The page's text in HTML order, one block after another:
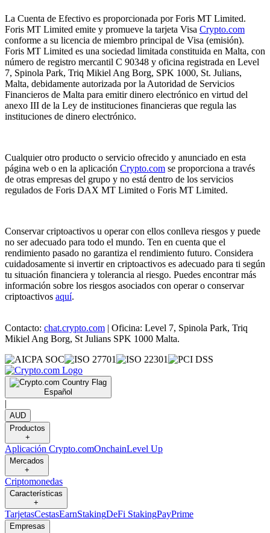
La Cuenta de Efectivo es proporcionada por Foris MT Limited.
Foris MT Limited emite y promueve la tarjeta Visa Crypto.com
conforme a su licencia de miembro principal de Visa (emisión).
Foris MT Limited es una sociedad limitada constituida en Malta, con
número de registro mercantil C 90348 y oficina registrada en Level
7, Spinola Park, Triq Mikiel Ang Borg, SPK 1000, St. Julians,
Malta, debidamente autorizada por la Autoridad de Servicios
Financieros de Malta para emitir dinero electrónico en virtud del
anexo III de la Ley de instituciones financieras que regula las
instituciones de dinero electrónico.
Cualquier otro producto o servicio ofrecido y anunciado en esta
página web o en la aplicación Crypto.com se proporciona a través
de otras empresas del grupo y no está dentro de los servicios
regulados de Foris DAX MT Limited o Foris MT Limited.
Conservar criptoactivos u operar con ellos conlleva riesgos y puede
no ser adecuado para todo el mundo. Ten en cuenta que el
rendimiento pasado no garantiza el rendimiento futuro. Considera
cuidadosamente si invertir en criptoactivos es adecuado para ti según
tu situación financiera y tolerancia al riesgo. Puedes encontrar más
información sobre los riesgos asociados con operar o conservar
criptoactivos aquí.
Contacto: chat.crypto.com | Oficina: Level 7, Spinola Park, Triq
Mikiel Ang Borg, St Julians SPK 1000 Malta.
Español
|
AUD
Productos
+
Aplicación Crypto.comOnchainLevel Up
Mercados
+
Criptomonedas
Características
+
TarjetasCestasEarnStakingDeFi StakingPayPrime
Empresas